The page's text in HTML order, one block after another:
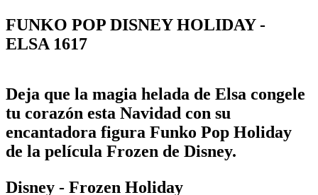
FUNKO POP DISNEY HOLIDAY -
ELSA 1617
Deja que la magia helada de Elsa congele
tu corazón esta Navidad con su
encantadora figura Funko Pop Holiday
de la película Frozen de Disney.
Disney - Frozen Holiday